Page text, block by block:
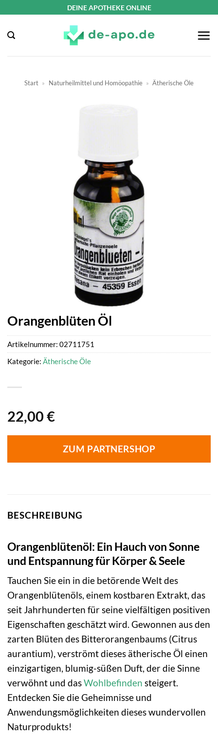
springen
DEINE APOTHEKE ONLINE
Start » Naturheilmittel und Homöopathie » Ätherische Öle
Orangenblüten Öl
22,00 €
ZUM PARTNERSHOP
Artikelnummer: 02711751
Kategorie: Ätherische Öle
BESCHREIBUNG
Orangenblütenöl: Ein Hauch von Sonne
und Entspannung für Körper & Seele
Tauchen Sie ein in die betörende Welt des
Orangenblütenöls, einem kostbaren Extrakt, das
seit Jahrhunderten für seine vielfältigen positiven
Eigenschaften geschätzt wird. Gewonnen aus den
zarten Blüten des Bitterorangenbaums (Citrus
aurantium), verströmt dieses ätherische Öl einen
einzigartigen, blumig-süßen Duft, der die Sinne
verwöhnt und dasWohlbefinden steigert.
Entdecken Sie die Geheimnisse und
Anwendungsmöglichkeiten dieses wundervollen
Naturprodukts!